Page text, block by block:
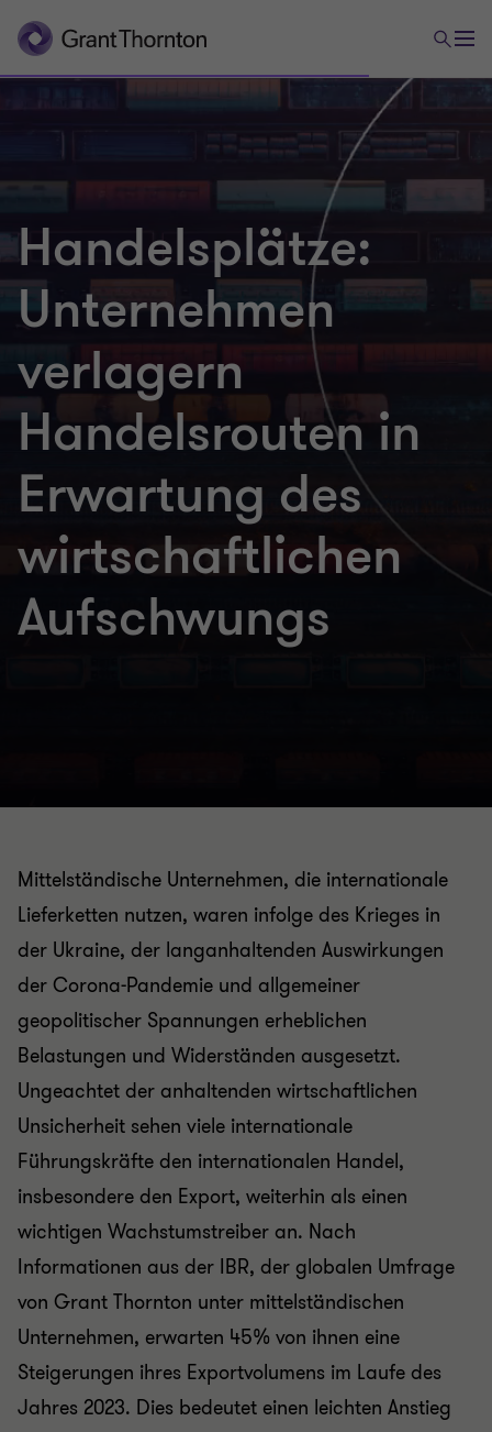
Handelsplätze:
Unternehmen
verlagern
Handelsrouten in
Erwartung des
wirtschaftlichen
Aufschwungs
Mittelständische Unternehmen, die internationale
Lieferketten nutzen, waren infolge des Krieges in
der Ukraine, der langanhaltenden Auswirkungen
der Corona-Pandemie und allgemeiner
geopolitischer Spannungen erheblichen
Belastungen und Widerständen ausgesetzt.
Ungeachtet der anhaltenden wirtschaftlichen
Unsicherheit sehen viele internationale
Führungskräfte den internationalen Handel,
insbesondere den Export, weiterhin als einen
wichtigen Wachstumstreiber an. Nach
Informationen aus der IBR, der globalen Umfrage
von Grant Thornton unter mittelständischen
Unternehmen, erwarten 45% von ihnen eine
Steigerungen ihres Exportvolumens im Laufe des
Jahres 2023. Dies bedeutet einen leichten Anstieg